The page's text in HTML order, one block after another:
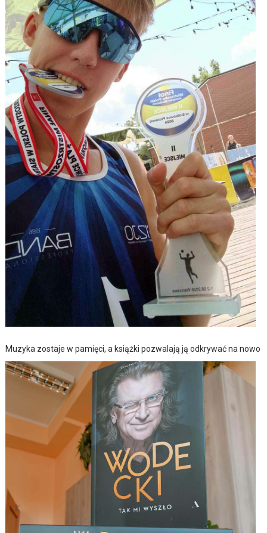
Muzyka zostaje w pamięci, a książki pozwalają ją odkrywać na nowo